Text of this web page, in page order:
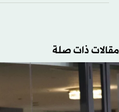
مقالات ذات صلة